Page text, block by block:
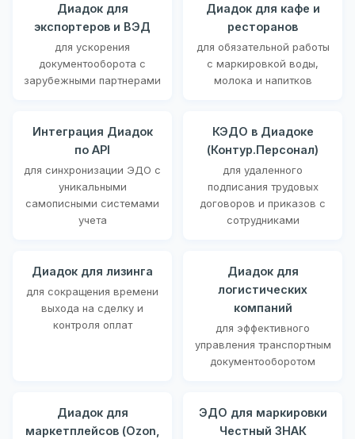
Диадок для
экспортеров и ВЭД
для ускорения
документооборота с
зарубежными партнерами
Диадок для кафе и
ресторанов
для обязательной работы
с маркировкой воды,
молока и напитков
Интеграция Диадок
по API
для синхронизации ЭДО с
уникальными
самописными системами
учета
КЭДО в Диадоке
(Контур.Персонал)
для удаленного
подписания трудовых
договоров и приказов с
сотрудниками
Диадок для лизинга
для сокращения времени
выхода на сделку и
контроля оплат
Диадок для
логистических
компаний
для эффективного
управления транспортным
документооборотом
Диадок для
маркетплейсов (Ozon,
ЭДО для маркировки
Честный ЗНАК